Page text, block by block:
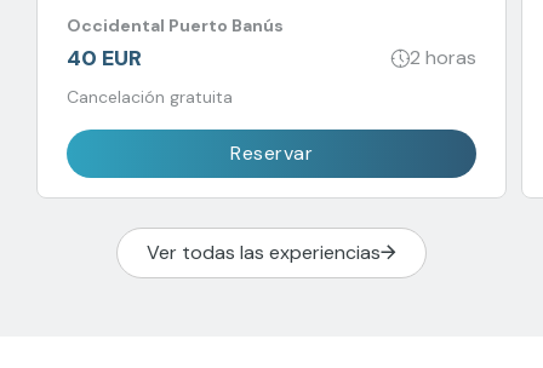
Occidental Puerto Banús
40 EUR 2 horas
Cancelación gratuita
Reservar
Ver todas las experiencias